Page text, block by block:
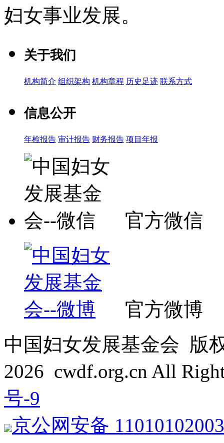
妇女事业发展。
关于我们
机构简介 组织架构 机构章程 历史足迹 联系方式
信息公开
年检报告 审计报告 财务报告 项目年报
官方微信
官方微博
中国妇女发展基金会 版
2026 cwdf.org.cn All
号-9
京公网安备